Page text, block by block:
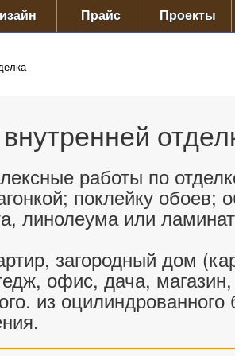
Прайс Проекты
работы по
поклейку обоев;
линолеума или
загородный дом
офис, дача,
из